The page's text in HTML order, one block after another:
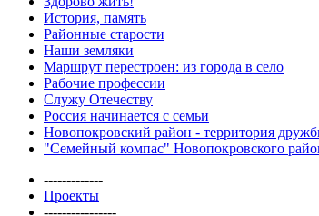
История, память
Районные старости
Наши земляки
Маршрут перестроен: из города в село
Рабочие профессии
Служу Отечеству
Россия начинается с семьи
Новопокровский район - территория
"Семейный компас" Новопокровского
-------------
Проекты
----------------